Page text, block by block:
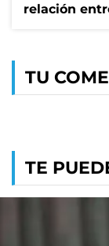
relación
TU
TE